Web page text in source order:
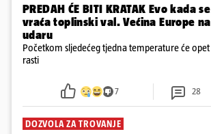
PREDAH ĆE BITI KRATAK Evo kada se
vraća toplinski val. Većina Europe na
udaru
Početkom sljedećeg tjedna temperature će opet
rasti
7 28
DOZVOLA ZA TROVANJE